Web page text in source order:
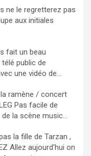
ne le regretterez pas
aux initiales
fait un beau
télé public de
une vidéo de...
la ramène / concert
Pas facile de
la scène music...
la fille de Tarzan ,
Allez aujourd'hui on